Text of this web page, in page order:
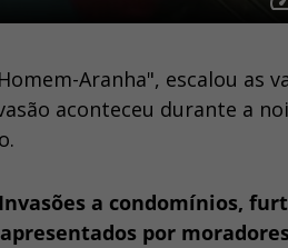
Aranha", escalou as
aconteceu durante a
Invasões a condomínios,
por